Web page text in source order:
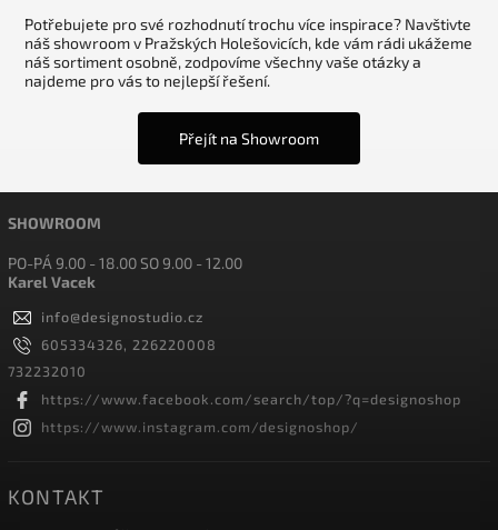
Potřebujete pro své rozhodnutí trochu více inspirace? Navštivte
náš showroom v Pražských Holešovicích, kde vám rádi ukážeme
náš sortiment osobně, zodpovíme všechny vaše otázky a
najdeme pro vás to nejlepší řešení.
Přejít na Showroom
SHOWROOM
PO-PÁ 9.00 - 18.00 SO 9.00 - 12.00
Karel Vacek
info@designostudio.cz
605334326, 226220008
732232010
https://www.facebook.com/search/top/?q=designoshop
https://www.instagram.com/designoshop/
KONTAKT